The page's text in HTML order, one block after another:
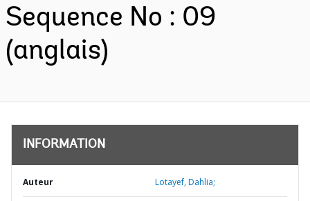
Sequence No : 09
(anglais)
INFORMATION
Auteur Lotayef, Dahlia;